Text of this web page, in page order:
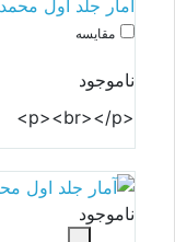
آمار جلد اول محمد
مقایسه
ناموجود
ناموجود